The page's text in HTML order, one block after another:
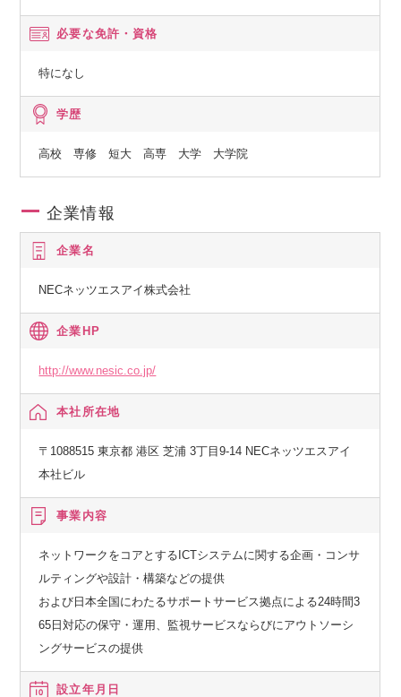
必要な免許・資格
特になし
学歴
高校 専修 短大 高専 大学 大学院
企業情報
企業名
NECネッツエスアイ株式会社
企業HP
http://www.nesic.co.jp/
本社所在地
〒1088515 東京都 港区 芝浦 3丁目9-14 NECネッツエスアイ
本社ビル
事業内容
ネットワークをコアとするICTシステムに関する企画・コンサ
ルティングや設計・構築などの提供
および日本全国にわたるサポートサービス拠点による24時間3
65日対応の保守・運用、監視サービスならびにアウトソーシ
ングサービスの提供
設立年月日